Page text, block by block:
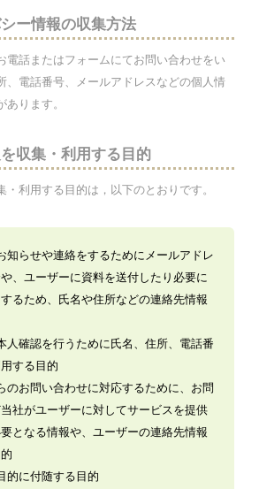
ー情報の収集方法
電話またはフォームにてお問い合わせをい
、電話番号、メールアドレスなどの個人情
ります。
収集・利用する目的
・利用する目的は，以下のとおりです。
知らせや連絡をするためにメールアドレ
、ユーザーに資料を送付したり必要に
るため、氏名や住所などの連絡先情報
人確認を行うために氏名、住所、電話番
する目的
のお問い合わせに対応するために、お問
社がユーザーに対してサービスを提供
となる情報や、ユーザーの連絡先情報
的に付随する目的